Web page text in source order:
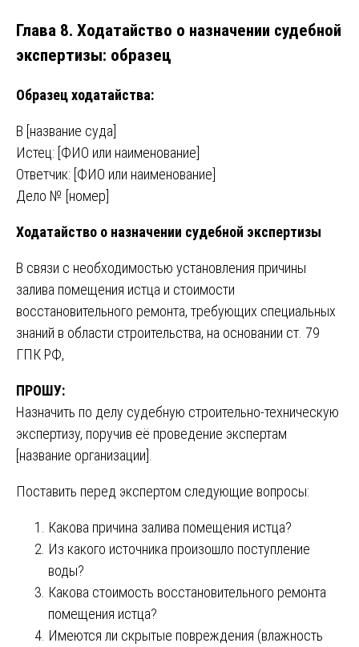
Глава 8. Ходатайство о назначении судебной
экспертизы: образец
Образец ходатайства:
В [название суда]
Истец: [ФИО или наименование]
Ответчик: [ФИО или наименование]
Дело № [номер]
Ходатайство о назначении судебной экспертизы
В связи с необходимостью установления причины
залива помещения истца и стоимости
восстановительного ремонта, требующих специальных
знаний в области строительства, на основании ст. 79
ГПК РФ,
ПРОШУ:
Назначить по делу судебную строительно-техническую
экспертизу, поручив её проведение экспертам
[название организации].
Поставить перед экспертом следующие вопросы:
Какова причина залива помещения истца?
Из какого источника произошло поступление
воды?
Какова стоимость восстановительного ремонта
помещения истца?
Имеются ли скрытые повреждения (влажность